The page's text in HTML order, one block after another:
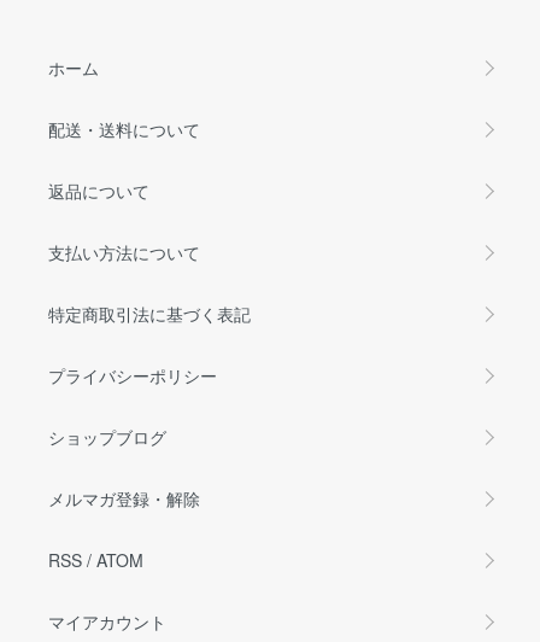
ホーム
配送・送料について
返品について
支払い方法について
特定商取引法に基づく表記
プライバシーポリシー
ショップブログ
メルマガ登録・解除
RSS / ATOM
マイアカウント